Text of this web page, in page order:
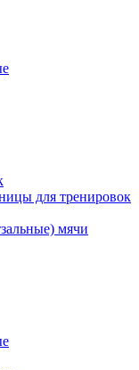
для тренировок
мячи